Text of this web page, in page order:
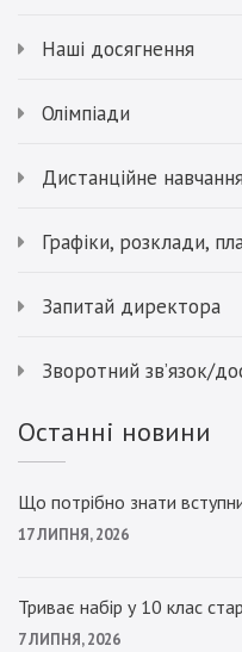
Наші досягнення
Олімпіади
Дистанційне навчання
Графіки, розклади,
Запитай директора
Зворотний зв’язок/
Останні новини
Що потрібно знати
17 ЛИПНЯ, 2026
Триває набір у 10 клас
7 ЛИПНЯ, 2026